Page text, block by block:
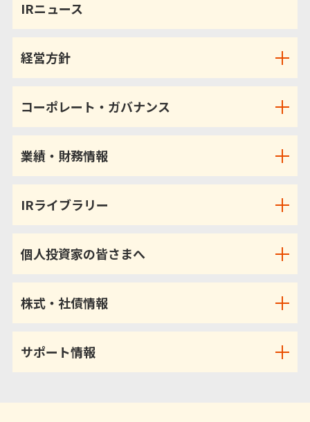
IRニュース
経営方針
コーポレート・ガバナンス
業績・財務情報
IRライブラリー
個人投資家の皆さまへ
株式・社債情報
サポート情報